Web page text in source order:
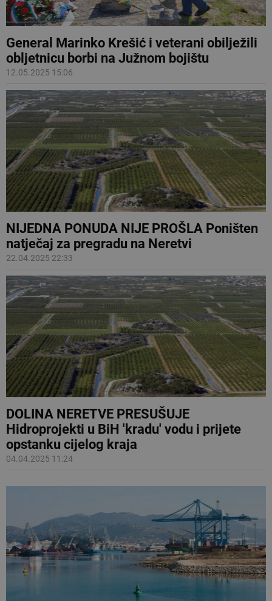
General Marinko Krešić i veterani obilježili
obljetnicu borbi na Južnom bojištu
12.05.2025 15:06
NIJEDNA PONUDA NIJE PROŠLA Poništen
natječaj za pregradu na Neretvi
22.04.2025 22:33
DOLINA NERETVE PRESUŠUJE
Hidroprojekti u BiH 'kradu' vodu i prijete
opstanku cijelog kraja
04.04.2025 11:24